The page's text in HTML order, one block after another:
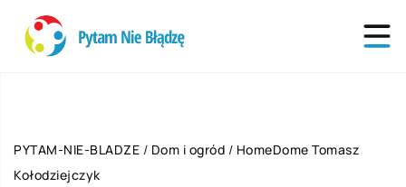
PYTAM-NIE-BLADZE / Dom i ogród / HomeDome Tomasz
Kołodziejczyk